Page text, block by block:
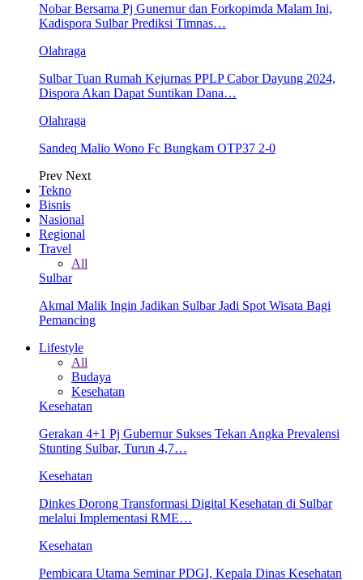
Nobar Bersama Pj Gunernur dan Forkopimda Malam Ini,
Kadispora Sulbar Prediksi Timnas…
Olahraga
Sulbar Tuan Rumah Kejurnas PPLP Cabor Dayung 2024,
Dispora Akan Dapat Suntikan Dana…
Olahraga
Sandeq Malio Wono Fc Bungkam OTP37 2-0
Prev Next
Tekno
Bisnis
Nasional
Regional
Travel
All
Sulbar
Akmal Malik Ingin Jadikan Sulbar Jadi Spot Wisata Bagi
Pemancing
Lifestyle
All
Budaya
Kesehatan
Kesehatan
Gerakan 4+1 Pj Gubernur Sukses Tekan Angka Prevalensi
Stunting Sulbar, Turun 4,7…
Kesehatan
Dinkes Dorong Transformasi Digital Kesehatan di Sulbar
melalui Implementasi RME…
Kesehatan
Pembicara Utama Seminar PDGI, Kepala Dinas Kesehatan